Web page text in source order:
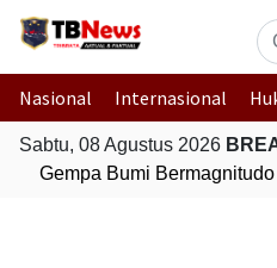
Nasional Internasional
Sabtu, 08 Agustus 2026
Gempa Bumi